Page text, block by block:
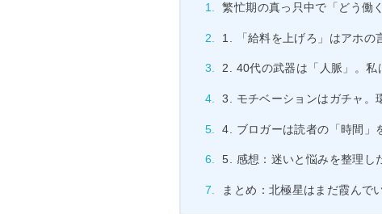
繁忙期の真っ只中で「どう働
1. 「給料を上げろ」はアホの
2. 40代の武器は「人脈」。私
3. モチベーションはガチャ。
4. ブロガーは読者の「時間」
5. 感想：迷いと悩みを整理し
まとめ：北極星はまだ霞んで